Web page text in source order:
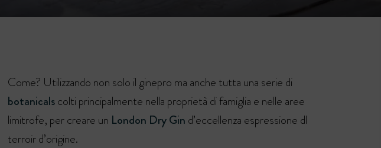
Come? Utilizzando non solo il ginepro ma anche tutta una serie di
botanicalscolti principalmente nella proprietà di famiglia e nelle aree
limitrofe, per creare un London Dry Gin d’eccellenza espressione dl
terroir d’origine.